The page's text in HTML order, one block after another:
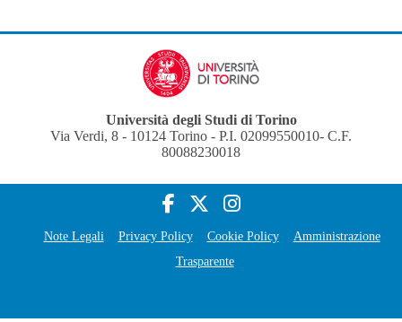
Università degli Studi di Torino
Via Verdi, 8 - 10124 Torino - P.I. 02099550010- C.F.
80088230018
Note Legali Privacy Policy Cookie Policy
Amministrazione
Trasparente